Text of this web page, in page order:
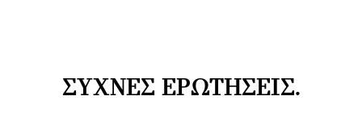
ΣΥΧΝΕΣ ΕΡΩΤΗΣΕΙΣ.